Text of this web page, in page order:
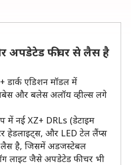
अपडेटेड फीचर से लैस है
डार्क एडिशन मॉडल में
और बलेस अलॉय व्हील्स लगे
में नई XZ+ DRLs (डेटाइम
हेडलाइट्स, और LED टेल लैंप्स
लैस है, जिसमें अडजस्टेबल
लाइट जैसे अपडेटेड फीचर भी